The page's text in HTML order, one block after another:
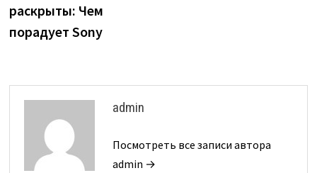
раскрыты: Чем
порадует Sony
admin
Посмотреть все записи автора
admin →